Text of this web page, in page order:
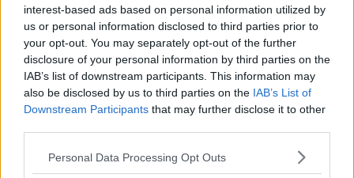
interest-based ads based on personal information utilized by
us or personal information disclosed to third parties prior to
your opt-out. You may separately opt-out of the further
disclosure of your personal information by third parties on the
IAB’s list of downstream participants. This information may
also be disclosed by us to third parties on the IAB’s List of
Downstream Participants that may further disclose it to other
Personal Data Processing Opt Outs
PIOMBINO —Paura questa mattina verso le 8,30 dove un forte
boato è stato sentito in zona Quagliodromo.
Una delle pale eoliche è stata infatti colpita da un fulnine che ne ha
spezzato un braccio frantumandolo e facendolo cadere al suolo.
Per fortuna non ci sono stati feriti. Sul posto sono intervenute le